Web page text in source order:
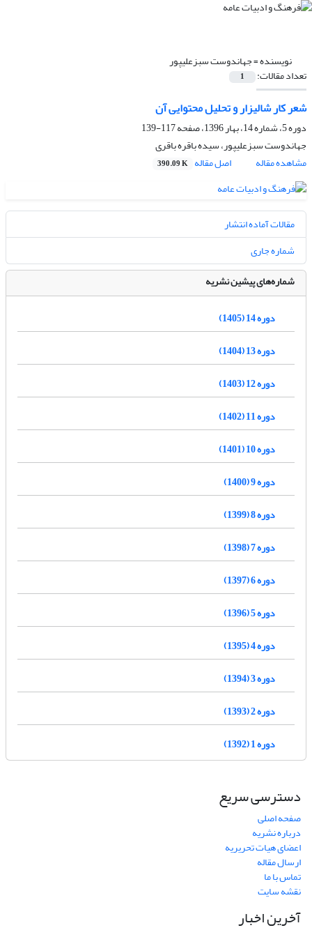
نویسنده =جهاندوست سبزعلیپور
تعداد مقالات: 1
شعر کار شالیزار و تحلیل محتوایی آن
دوره 5، شماره 14، بهار 1396، صفحه
117-139
جهاندوست سبزعلیپور، سیده باقره باقری
مشاهده مقاله
اصل مقاله 390.09 K
مقالات آماده انتشار
شماره جاری
شماره‌های پیشین نشریه
دوره 14 (1405)
دوره 13 (1404)
دوره 12 (1403)
دوره 11 (1402)
دوره 10 (1401)
دوره 9 (1400)
دوره 8 (1399)
دوره 7 (1398)
دوره 6 (1397)
دوره 5 (1396)
دوره 4 (1395)
دوره 3 (1394)
دوره 2 (1393)
دوره 1 (1392)
دسترسی سریع
صفحه اصلی
درباره نشریه
اعضای هیات تحریریه
ارسال مقاله
تماس با ما
نقشه سایت
آخرین اخبار